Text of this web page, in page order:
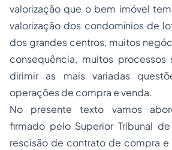
valorização que o bem imóvel
valorização dos condomínios de
dos grandes centros, muitos
consequência, muitos processos
dirimir as mais variadas
operações de compra e venda.
No presente texto vamos
firmado pelo Superior Tribunal
rescisão de contrato de compra e